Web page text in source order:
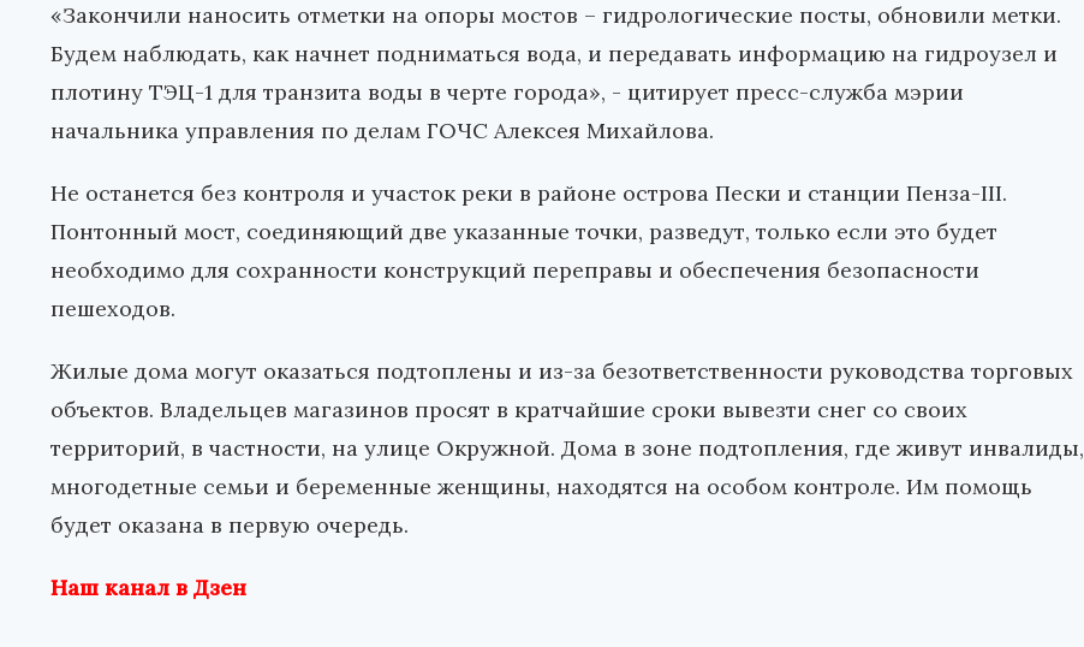
«Закончили наносить отметки на опоры мостов – гидрологические посты, обновили метки.
Будем наблюдать, как начнет подниматься вода, и передавать информацию на гидроузел и
плотину ТЭЦ-1 для транзита воды в черте города», - цитирует пресс-служба мэрии
начальника управления по делам ГОЧС Алексея Михайлова.
Не останется без контроля и участок реки в районе острова Пески и станции Пенза-III.
Понтонный мост, соединяющий две указанные точки, разведут, только если это будет
необходимо для сохранности конструкций переправы и обеспечения безопасности
пешеходов.
Жилые дома могут оказаться подтоплены и из-за безответственности руководства торговых
объектов. Владельцев магазинов просят в кратчайшие сроки вывезти снег со своих
территорий, в частности, на улице Окружной. Дома в зоне подтопления, где живут инвалиды,
многодетные семьи и беременные женщины, находятся на особом контроле. Им помощь
будет оказана в первую очередь.
Наш канал в Дзен